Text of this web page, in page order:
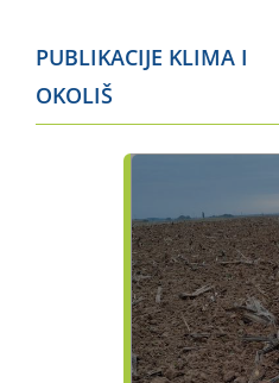
PUBLIKACIJE KLIMA I
OKOLIŠ